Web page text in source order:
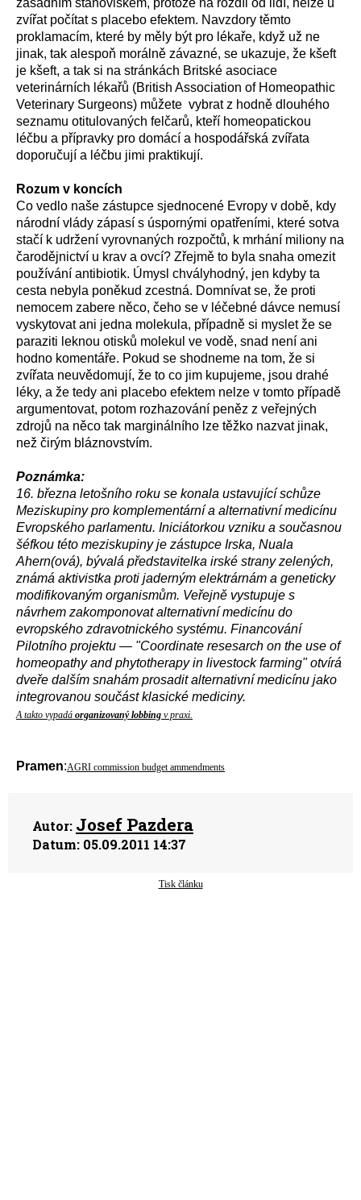
zásadním stanoviskem, protože na rozdíl od lidí, nelze u
zvířat počítat s placebo efektem. Navzdory těmto
proklamacím, které by měly být pro lékaře, když už ne
jinak, tak alespoň morálně závazné, se ukazuje, že kšeft
je kšeft, a tak si na stránkách Britské asociace
veterinárních lékařů (British Association of Homeopathic
Veterinary Surgeons) můžete vybrat z hodně dlouhého
seznamu otitulovaných felčarů, kteří homeopatickou
léčbu a přípravky pro domácí a hospodářská zvířata
doporučují a léčbu jimi praktikují.
Rozum v koncích
Co vedlo naše zástupce sjednocené Evropy v době, kdy
národní vlády zápasí s úspornými opatřeními, které sotva
stačí k udržení vyrovnaných rozpočtů, k mrhání miliony na
čarodějnictví u krav a ovcí? Zřejmě to byla snaha omezit
používání antibiotik. Úmysl chvályhodný, jen kdyby ta
cesta nebyla poněkud zcestná. Domnívat se, že proti
nemocem zabere něco, čeho se v léčebné dávce nemusí
vyskytovat ani jedna molekula, případně si myslet že se
paraziti leknou otisků molekul ve vodě, snad není ani
hodno komentáře. Pokud se shodneme na tom, že si
zvířata neuvědomují, že to co jim kupujeme, jsou drahé
léky, a že tedy ani placebo efektem nelze v tomto případě
argumentovat, potom rozhazování peněz z veřejných
zdrojů na něco tak marginálního lze těžko nazvat jinak,
než čirým bláznovstvím.
Poznámka:
16. března letošního roku se konala ustavující schůze
Meziskupiny pro komplementární a alternativní medicínu
Evropského parlamentu. Iniciátorkou vzniku a současnou
šéfkou této meziskupiny je zástupce Irska, Nuala
Ahern(ová), bývalá představitelka irské strany zelených,
známá aktivistka proti jaderným elektrárnám a geneticky
modifikovaným organismům. Veřejně vystupuje s
návrhem zakomponovat alternativní medicínu do
evropského zdravotnického systému. Financování
Pilotního projektu — "Coordinate resesarch on the use of
homeopathy and phytotherapy in livestock farming" otvírá
dveře dalším snahám prosadit alternativní medicínu jako
integrovanou součást klasické mediciny.
A takto vypadá organizovaný lobbing v praxi.
Pramen:AGRI commission budget ammendments
Autor: Josef Pazdera
Datum: 05.09.2011 14:37
Tisk článku